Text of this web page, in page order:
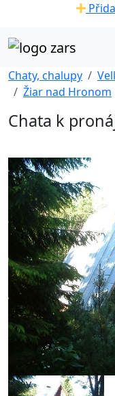
Chaty, chalupy
Žiar nad Hronom
Chata k
prev